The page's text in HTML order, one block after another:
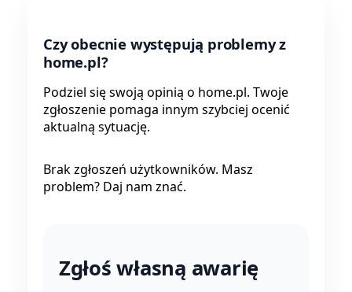
Czy obecnie występują problemy z
home.pl?
Podziel się swoją opinią o home.pl. Twoje
zgłoszenie pomaga innym szybciej ocenić
aktualną sytuację.
Brak zgłoszeń użytkowników. Masz
problem? Daj nam znać.
Zgłoś własną awarię